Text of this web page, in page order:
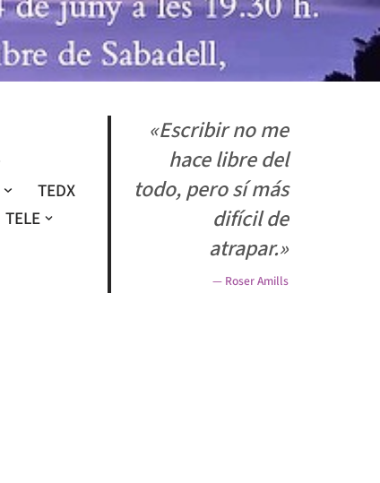
TEDX
TELE
«Escribir no me
hace libre del
todo, pero sí más
difícil de
atrapar.»
— Roser Amills